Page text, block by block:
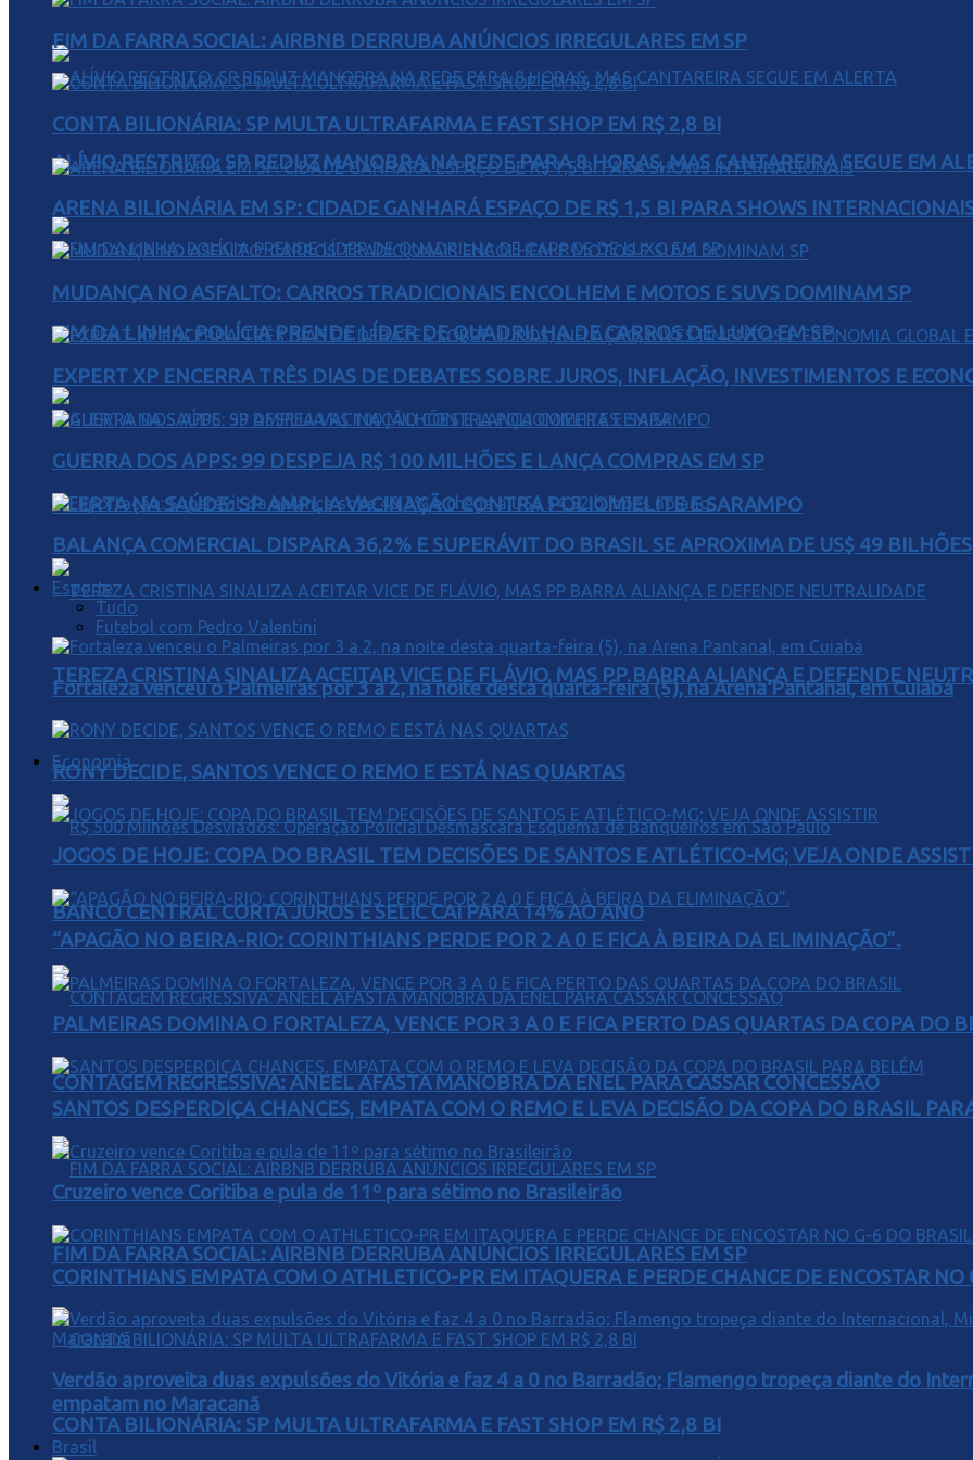
ALÍVIO RESTRITO: SP REDUZ MANOBRA NA REDE PARA 8 HORAS, MAS CANTAREIRA SEGUE EM
FIM DA LINHA: POLÍCIA PRENDE LÍDER DE QUADRILHA DE CARROS DE LUXO EM SP
ALERTA NA SAÚDE: SP AMPLIA VACINAÇÃO CONTRA POLIOMIELITE E SARAMPO
TEREZA CRISTINA SINALIZA ACEITAR VICE DE FLÁVIO, MAS PP BARRA ALIANÇA E DEFENDE
Economia
BANCO CENTRAL CORTA JUROS E SELIC CAI PARA 14% AO ANO
CONTAGEM REGRESSIVA: ANEEL AFASTA MANOBRA DA ENEL PARA CASSAR CONCESSÃO
FIM DA FARRA SOCIAL: AIRBNB DERRUBA ANÚNCIOS IRREGULARES EM SP
CONTA BILIONÁRIA: SP MULTA ULTRAFARMA E FAST SHOP EM R$ 2,8 BI
FIM DA FARRA SOCIAL: AIRBNB DERRUBA ANÚNCIOS IRREGULARES EM SP
CONTA BILIONÁRIA: SP MULTA ULTRAFARMA E FAST SHOP EM R$ 2,8 BI
ARENA BILIONÁRIA EM SP: CIDADE GANHARÁ ESPAÇO DE R$ 1,5 BI PARA SHOWS
MUDANÇA NO ASFALTO: CARROS TRADICIONAIS ENCOLHEM E MOTOS E SUVS DOMINAM SP
EXPERT XP ENCERRA TRÊS DIAS DE DEBATES SOBRE JUROS, INFLAÇÃO, INVESTIMENTOS E
GUERRA DOS APPS: 99 DESPEJA R$ 100 MILHÕES E LANÇA COMPRAS EM SP
BALANÇA COMERCIAL DISPARA 36,2% E SUPERÁVIT DO BRASIL SE APROXIMA DE US$ 49 BILHÕES
Esporte
Tudo
Futebol com Pedro Valentini
Fortaleza venceu o Palmeiras por 3 a 2, na noite desta quarta-feira (5), na Arena Pantanal, em Cuiabá
RONY DECIDE, SANTOS VENCE O REMO E ESTÁ NAS QUARTAS
JOGOS DE HOJE: COPA DO BRASIL TEM DECISÕES DE SANTOS E ATLÉTICO-MG; VEJA ONDE
“APAGÃO NO BEIRA-RIO: CORINTHIANS PERDE POR 2 A 0 E FICA À BEIRA DA ELIMINAÇÃO”.
PALMEIRAS DOMINA O FORTALEZA, VENCE POR 3 A 0 E FICA PERTO DAS QUARTAS DA COPA DO
SANTOS DESPERDIÇA CHANCES, EMPATA COM O REMO E LEVA DECISÃO DA COPA DO BRASIL
Cruzeiro vence Coritiba e pula de 11º para sétimo no Brasileirão
CORINTHIANS EMPATA COM O ATHLETICO-PR EM ITAQUERA E PERDE CHANCE DE ENCOSTAR
Verdão aproveita duas expulsões do Vitória e faz 4 a 0 no Barradão; Flamengo tropeça diante do
empatam no Maracanã
Brasil